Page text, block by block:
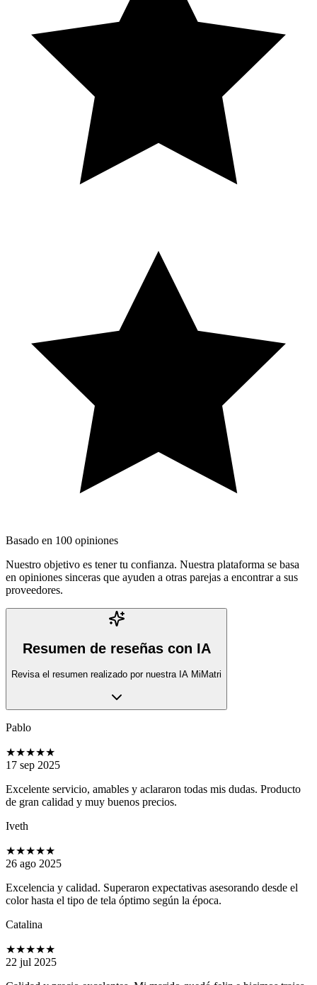
Basado en 100 opiniones
Nuestro objetivo es tener tu confianza. Nuestra plataforma se basa
en opiniones sinceras que ayuden a otras parejas a encontrar a sus
proveedores.
Resumen de reseñas con IA
Revisa el resumen realizado por nuestra IA MiMatri
Pablo
★★★★★
17 sep 2025
Excelente servicio, amables y aclararon todas mis dudas. Producto
de gran calidad y muy buenos precios.
Iveth
★★★★★
26 ago 2025
Excelencia y calidad. Superaron expectativas asesorando desde el
color hasta el tipo de tela óptimo según la época.
Catalina
★★★★★
22 jul 2025